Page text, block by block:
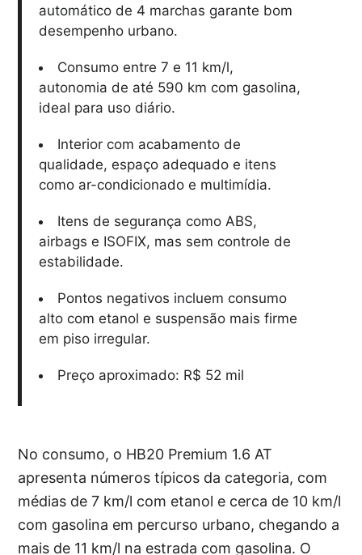
automático de 4 marchas garante bom
desempenho urbano.
Consumo entre 7 e 11 km/l,
autonomia de até 590 km com gasolina,
ideal para uso diário.
Interior com acabamento de
qualidade, espaço adequado e itens
como ar-condicionado e multimídia.
Itens de segurança como ABS,
airbags e ISOFIX, mas sem controle de
estabilidade.
Pontos negativos incluem consumo
alto com etanol e suspensão mais firme
em piso irregular.
Preço aproximado: R$ 52 mil
No consumo, o HB20 Premium 1.6 AT
apresenta números típicos da categoria, com
médias de 7 km/l com etanol e cerca de 10 km/l
com gasolina em percurso urbano, chegando a
mais de 11 km/l na estrada com gasolina. O